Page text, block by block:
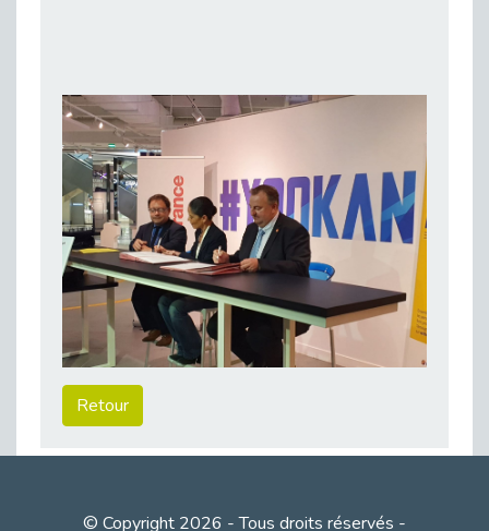
Publié le 19/02/2026
Publié le 19/02/2026
Réunion des Teams TH du bassin GPSO : cap sur 2026
Publié le 18/02/2026
Châtillon : Un franc succès pour le forum « Réussir Sans Attendre »
Publié le 16/02/2026
Rédiger un CV et une lettre de motivation pour la fonction publique ne s’improvise pas - vidéo
Publié le 13/02/2026
Synergie entre Cap Emploi 92 et l'Espace Insertion de Boulogne
Publié le 12/02/2026
Retour
© Copyright 2026 - Tous droits réservés -